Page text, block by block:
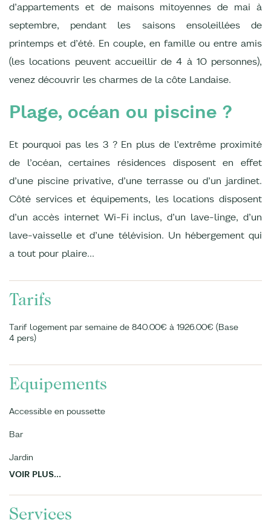
d’appartements et de maisons mitoyennes de mai à
septembre, pendant les saisons ensoleillées de
printemps et d’été. En couple, en famille ou entre amis
(les locations peuvent accueillir de 4 à 10 personnes),
venez découvrir les charmes de la côte Landaise.
Plage, océan ou piscine ?
Et pourquoi pas les 3 ? En plus de l’extrême proximité
de l’océan, certaines résidences disposent en effet
d’une piscine privative, d’une terrasse ou d’un jardinet.
Côté services et équipements, les locations disposent
d’un accès internet Wi-Fi inclus, d’un lave-linge, d’un
lave-vaisselle et d’une télévision. Un hébergement qui
a tout pour plaire…
Tarifs
Tarif logement par semaine de 840.00€ à 1926.00€ (Base
4 pers)
Equipements
Accessible en poussette
Bar
Jardin
VOIR PLUS...
Services